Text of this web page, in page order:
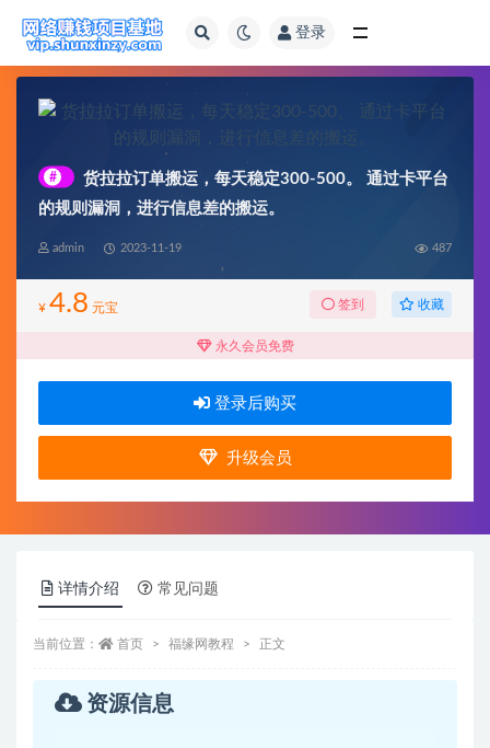
登录
#
货拉拉订单搬运，每天稳定300-500。 通过卡平台
的规则漏洞，进行信息差的搬运。
admin 2023-11-19 487
¥ 4.8 元宝 签到 收藏
永久会员免费
登录后购买
升级会员
详情介绍 常见问题
当前位置： 首页 福缘网教程 正文
资源信息